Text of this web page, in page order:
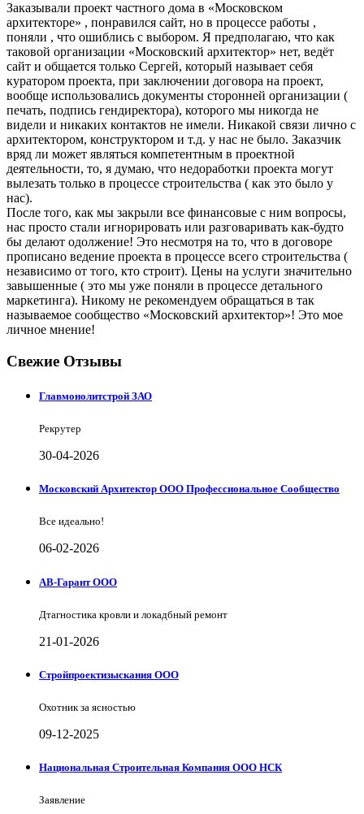
Заказывали проект частного дома в «Московском
архитекторе» , понравился сайт, но в процессе работы ,
поняли , что ошиблись с выбором. Я предполагаю, что как
таковой организации «Московский архитектор» нет, ведёт
сайт и общается только Сергей, который называет себя
куратором проекта, при заключении договора на проект,
вообще использовались документы сторонней организации (
печать, подпись гендиректора), которого мы никогда не
видели и никаких контактов не имели. Никакой связи лично с
архитектором, конструктором и т.д. у нас не было. Заказчик
вряд ли может являться компетентным в проектной
деятельности, то, я думаю, что недоработки проекта могут
вылезать только в процессе строительства ( как это было у
нас).
После того, как мы закрыли все финансовые с ним вопросы,
нас просто стали игнорировать или разговаривать как-будто
бы делают одолжение! Это несмотря на то, что в договоре
прописано ведение проекта в процессе всего строительства (
независимо от того, кто строит). Цены на услуги значительно
завышенные ( это мы уже поняли в процессе детального
маркетинга). Никому не рекомендуем обращаться в так
называемое сообщество «Московский архитектор»! Это мое
личное мнение!
Свежие Отзывы
Главмонолитстрой ЗАО
Рекрутер
30-04-2026
Московский Архитектор ООО Профессиональное Сообщество
Все идеально!
06-02-2026
АВ-Гарант ООО
Дтагностика кровли и локадбный ремонт
21-01-2026
Стройпроектизыскания ООО
Охотник за ясностью
09-12-2025
Национальная Строительная Компания ООО НСК
Заявление